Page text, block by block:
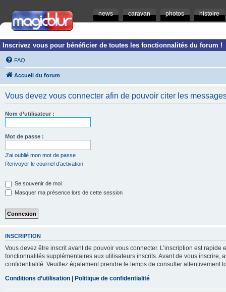
news caravan photos histoire
Inscrivez vous pour bénéficier de toutes les fonctionnalités du forum !
FAQ
Accueil du forum
Vous devez vous connecter afin de pouvoir citer les
Nom d’utilisateur :
Mot de passe :
J’ai oublié mon mot de passe
Renvoyer le courriel d’activation
Se souvenir de moi
Masquer ma présence lors de cette session
INSCRIPTION
Vous devez être inscrit avant de pouvoir vous connecter. L’inscription est
fonctionnalités supplémentaires aux utilisateurs inscrits. Avant de vous inscrire,
confidentialité. Veuillez également prendre le temps de consulter attentivement
Conditions d’utilisation | Politique de confidentialité